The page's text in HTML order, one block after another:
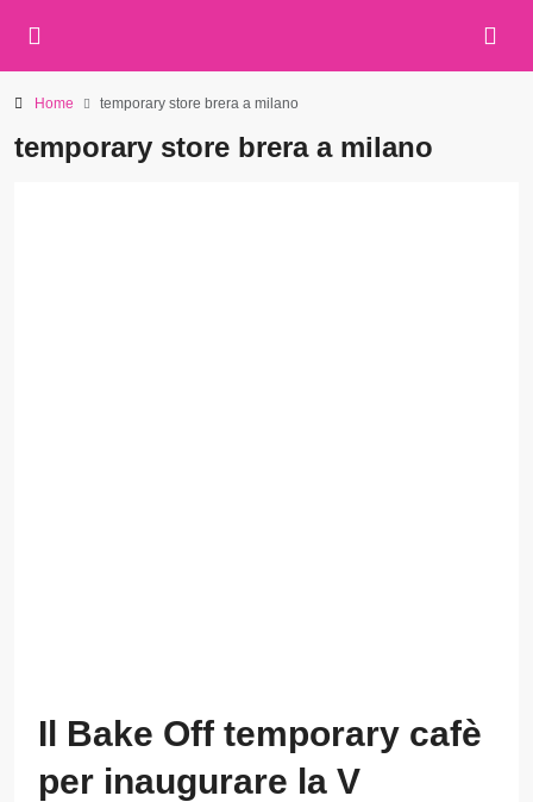
Home temporary store brera a milano
temporary store brera a milano
Il Bake Off temporary cafè
per inaugurare la V